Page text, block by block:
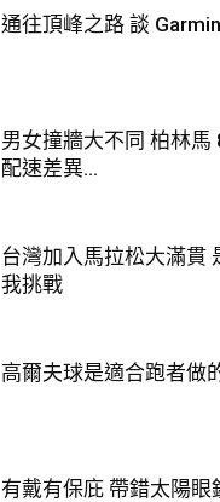
通往頂峰之路 談
男女撞牆大不同 柏林馬
配速差異...
台灣加入馬拉松大滿貫
我挑戰
高爾夫球是適合跑者做
有戴有保庇 帶錯太陽眼